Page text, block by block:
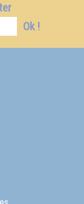
Ok !